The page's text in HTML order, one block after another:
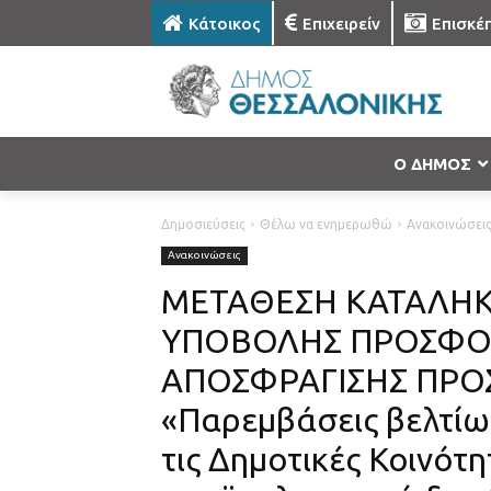
Κάτοικος Επιχειρείν
Ο ΔΗΜΟΣ
Δημοσιεύσεις Θέλω να ενημερωθώ Ανακοινώσεις
Ανακοινώσεις
ΜΕΤΑΘΕΣΗ
ΥΠΟΒΟΛΗΣ
ΑΠΟΣΦΡΑΓΙΣΗΣ
«Παρεμβάσεις
τις Δημοτικές